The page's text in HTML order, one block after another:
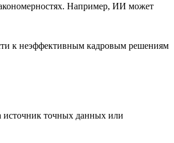
Например, ИИ может
к неэффективным кадровым решениям
источник точных данных или